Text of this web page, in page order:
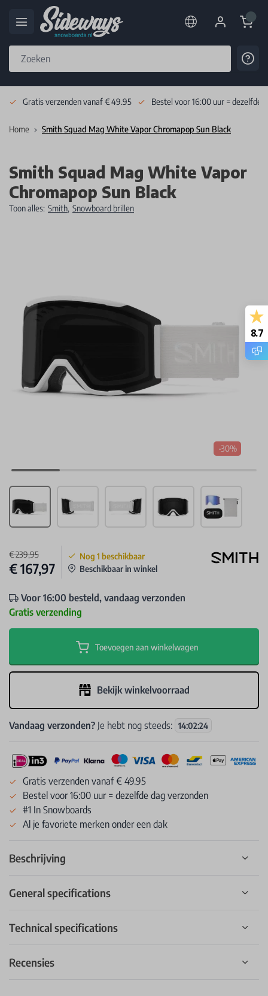
Cart
Gratis verzenden vanaf € 49.95 Bestel voor 16:00 uur = dezelfde
Home Smith Squad Mag White Vapor Chromapop Sun Black
Smith Squad Mag White Vapor
Chromapop Sun Black
Toon alles: Smith, Snowboard brillen
-30%
€ 239,95
€ 167,97
Nog 1 beschikbaar
Beschikbaar in winkel
Voor 16:00 besteld, vandaag verzonden
Gratis verzending
Toevoegen aan winkelwagen
Bekijk winkelvoorraad
Vandaag verzonden? Je hebt nog steeds: 14:02:24
Gratis verzenden vanaf € 49.95
Bestel voor 16:00 uur = dezelfde dag verzonden
#1 In Snowboards
Al je favoriete merken onder een dak
Beschrijving
General specifications
Technical specifications
Recensies
8.7